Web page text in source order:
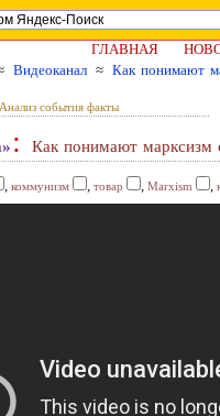
ГЛАВНАЯ
Видеоканал ≈ Как понимают
Анализ события факты
: Как понимают марксизм
, коммунизм , товар , Marxism ,